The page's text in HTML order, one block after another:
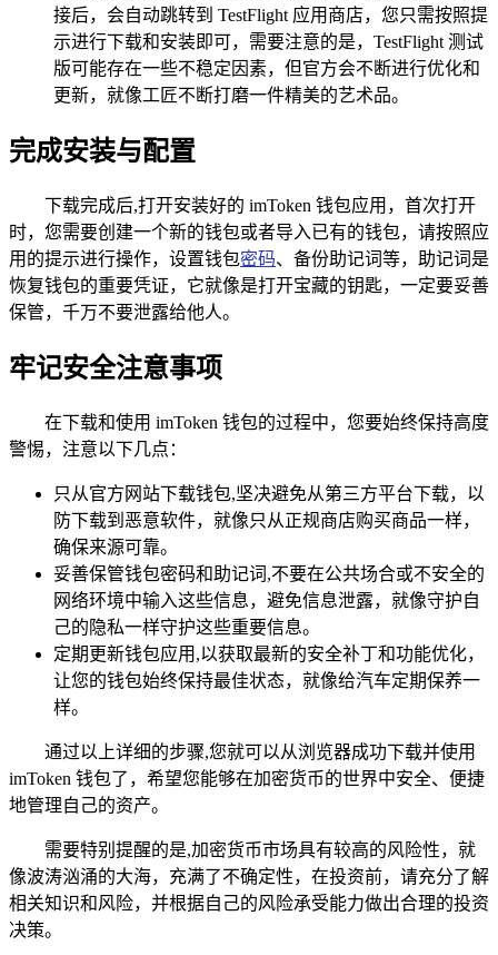
接后，会自动跳转到 TestFlight 应用商店，您只需按照提
示进行下载和安装即可，需要注意的是，TestFlight 测试
版可能存在一些不稳定因素，但官方会不断进行优化和
更新，就像工匠不断打磨一件精美的艺术品。
完成安装与配置
下载完成后,打开安装好的 imToken 钱包应用，首次打开
时，您需要创建一个新的钱包或者导入已有的钱包，请按照应
用的提示进行操作，设置钱包密码、备份助记词等，助记词是
恢复钱包的重要凭证，它就像是打开宝藏的钥匙，一定要妥善
保管，千万不要泄露给他人。
牢记安全注意事项
在下载和使用 imToken 钱包的过程中，您要始终保持高度
警惕，注意以下几点：
只从官方网站下载钱包,坚决避免从第三方平台下载，以
防下载到恶意软件，就像只从正规商店购买商品一样，
确保来源可靠。
妥善保管钱包密码和助记词,不要在公共场合或不安全的
网络环境中输入这些信息，避免信息泄露，就像守护自
己的隐私一样守护这些重要信息。
定期更新钱包应用,以获取最新的安全补丁和功能优化，
让您的钱包始终保持最佳状态，就像给汽车定期保养一
样。
通过以上详细的步骤,您就可以从浏览器成功下载并使用
imToken 钱包了，希望您能够在加密货币的世界中安全、便捷
地管理自己的资产。
需要特别提醒的是,加密货币市场具有较高的风险性，就
像波涛汹涌的大海，充满了不确定性，在投资前，请充分了解
相关知识和风险，并根据自己的风险承受能力做出合理的投资
决策。